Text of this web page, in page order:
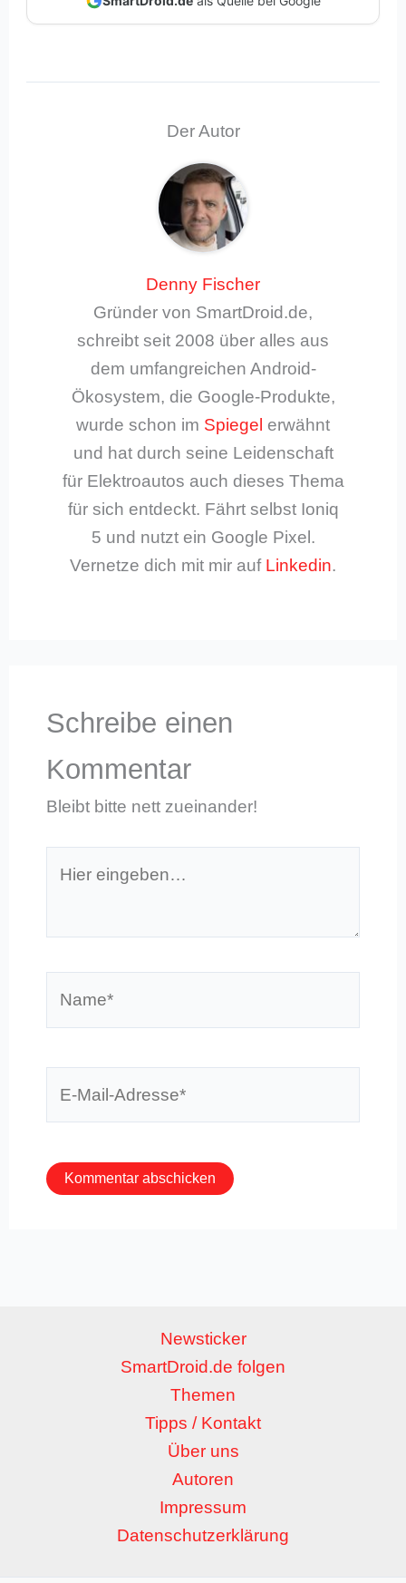
Der Autor
Denny Fischer
Gründer von SmartDroid.de,
schreibt seit 2008 über alles aus
dem umfangreichen Android-
Ökosystem, die Google-Produkte,
wurde schon im Spiegel erwähnt
und hat durch seine Leidenschaft
für Elektroautos auch dieses Thema
für sich entdeckt. Fährt selbst Ioniq
5 und nutzt ein Google Pixel.
Vernetze dich mit mir auf Linkedin.
Schreibe einen
Kommentar
Bleibt bitte nett zueinander!
eingeben…
Newsticker
SmartDroid.de folgen
Themen
Tipps / Kontakt
Über uns
Autoren
Impressum
Datenschutzerklärung